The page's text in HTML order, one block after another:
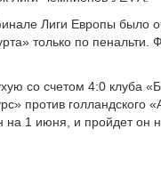
Лиги Европы было
только по пенальти.
со счетом 4:0 клуба
против голландского
на 1 июня, и пройдет он